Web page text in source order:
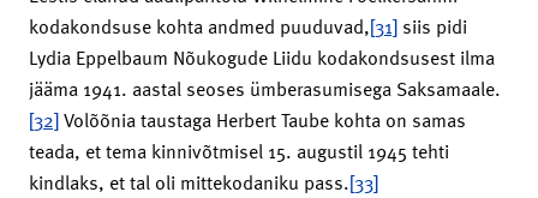
kodakondsuse kohta andmed puuduvad,[31] siis pidi
Lydia Eppelbaum Nõukogude Liidu kodakondsusest ilma
jääma 1941. aastal seoses ümberasumisega Saksamaale.
[32]Volõõnia taustaga Herbert Taube kohta on samas
teada, et tema kinnivõtmisel 15. augustil 1945 tehti
kindlaks, et tal oli mittekodaniku pass.[33]